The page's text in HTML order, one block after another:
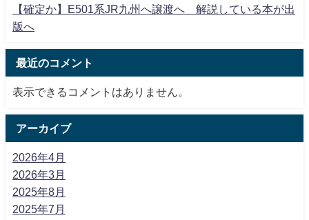
【確定か】E501系JR九州へ譲渡へ 解説している本が出
版へ
最近のコメント
表示できるコメントはありません。
アーカイブ
2026年4月
2026年3月
2025年8月
2025年7月